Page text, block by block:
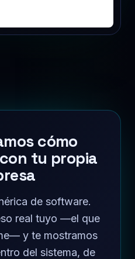
cómo
tu propia
de software.
real tuyo —el que
y te mostramos
del sistema, de